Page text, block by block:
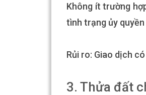
Không ít trường
tình trạng ủy
Rủi ro: Giao dịch
3. Thửa đất